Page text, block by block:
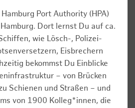
Port Authority (HPA)
Dort lernst Du auf ca.
wie Lösch-, Polizei-
Eisbrechern
bekommst Du Einblicke
– von Brücken
Schienen und Straßen – und
von 1900 Kolleg*innen, die